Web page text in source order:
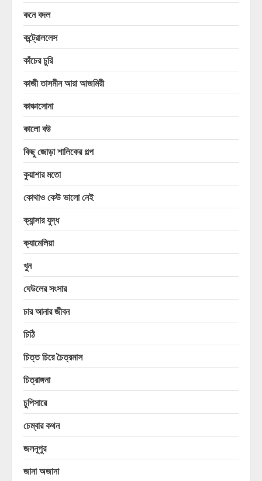
কনে বদল
কন্ট্রোললেস
কাঁচের চুরি
কাজী তাসমীন আরা আজমিরী
কাঞ্চাসোনা
কালো বউ
কিছু জোড়া শালিকের গল্প
কুয়াশার মতো
কোথাও কেউ ভালো নেই
ক্যান্সার যুদ্ধ
ক্যামেলিয়া
খুন
ঘেউলের সংসার
চার আনার জীবন
চিঠি
চিত্ত চিরে চৈত্রমাস
চিত্রাঙ্গনা
চুপিসারে
চেম্বার কথন
জলনূপুর
জানা অজানা